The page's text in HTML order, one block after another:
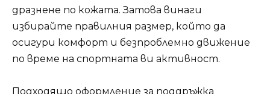
дразнене по кожата. Затова винаги
избирайте правилния размер, който да
осигури комфорт и безпроблемно движение
по време на спортната ви активност.
Подходящо оформление за поддръжка